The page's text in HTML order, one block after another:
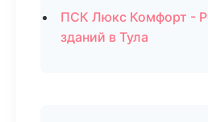
ПСК Люкс Комфорт -
зданий в Тула